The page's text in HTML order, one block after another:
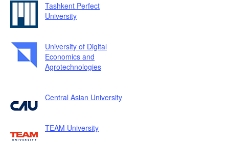
Tashkent Perfect
University
University of Digital
Economics and
Agrotechnologies
Central Asian University
TEAM University